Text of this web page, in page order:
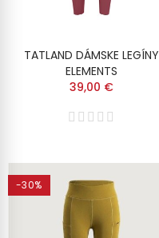
TATLAND DÁMSKE LEGÍNY
ELEMENTS
39,00 €
-30%